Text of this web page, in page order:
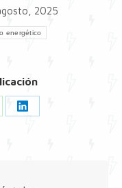
2025
energético
Share